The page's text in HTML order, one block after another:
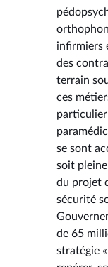
infirmiers
des
terrain
ces
se sont
soit
du projet
sécurité
de 65
stratégie